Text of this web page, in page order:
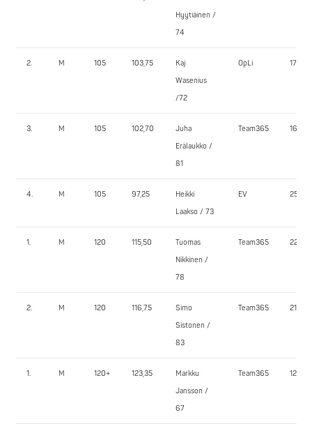
Hyytiäinen /
74
2. M 105 103,75
Kaj
Wasenius
/72
OpLi 172,5
3. M 105 102,70
Juha
Erälaukko /
81
Team365 160,0
4. M 105 97,25
Heikki
Laakso / 73
EV 25,0
1. M 120 115,50
Tuomas
Nikkinen /
78
Team365 220,0
2. M 120 116,75
Simo
Sistonen /
83
Team365 210,0
1. M 120+ 123,35
Markku
Jansson /
67
Team365 120,0